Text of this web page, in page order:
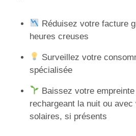
Réduisez votre facture
heures creuses
Surveillez votre
spécialisée
Baissez votre
rechargeant la nuit ou avec
solaires, si présents